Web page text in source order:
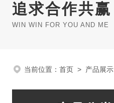
追求合作共赢
WIN WIN FOR YOU AND ME
当前位置： 首页 > 产品展示